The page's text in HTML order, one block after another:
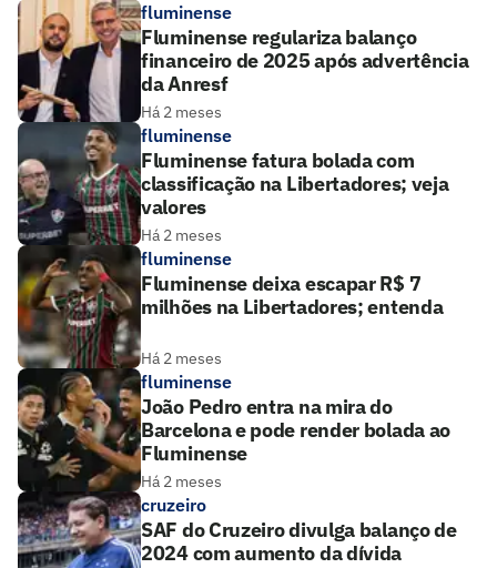
fluminense
Fluminense regulariza balanço
financeiro de 2025 após advertência
da Anresf
Há 2 meses
fluminense
Fluminense fatura bolada com
classificação na Libertadores; veja
valores
Há 2 meses
fluminense
Fluminense deixa escapar R$ 7
milhões na Libertadores; entenda
Há 2 meses
fluminense
João Pedro entra na mira do
Barcelona e pode render bolada ao
Fluminense
Há 2 meses
cruzeiro
SAF do Cruzeiro divulga balanço de
2024 com aumento da dívida